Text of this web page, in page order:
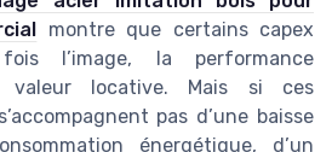
montre que certains capex
l’image, la performance
locative. Mais si ces
pas d’une baisse
énergétique, d’un